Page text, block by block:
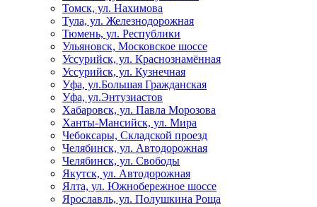
Томск, ул. Нахимова
Тула, ул. Железнодорожная
Тюмень, ул. Республики
Ульяновск, Московское шоссе
Уссурийск, ул. Краснознамённая
Уссурийск, ул. Кузнечная
Уфа, ул.Большая Гражданская
Уфа, ул.Энтузиастов
Хабаровск, ул. Павла Морозова
Ханты-Мансийск, ул. Мира
Чебоксары, Складской проезд
Челябинск, ул. Автодорожная
Челябинск, ул. Свободы
Якутск, ул. Автодорожная
Ялта, ул. Южнобережное шоссе
Ярославль, ул. Полушкина Роща